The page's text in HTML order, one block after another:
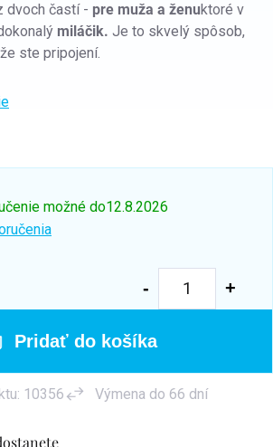
dvoch častí - pre muža a ženuktoré v
miláčik. Je to skvelý spôsob,
ste pripojení.
možné do12.8.2026
Pridať do košíka
10356 Výmena do 66 dní